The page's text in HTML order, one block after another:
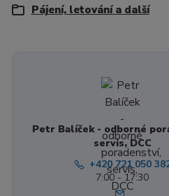
Pájení, letování a další
Petr Balíček - odborné
servis, DCC
+420 721 050
7:00 - 17:30